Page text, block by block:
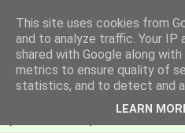
Filmspot
Recenze Honzy Vargy na filmové
This site uses cookies from
and to analyze traffic. Your IP
shared with Google along
metrics to ensure quality of
statistics, and to detect and
LEARN